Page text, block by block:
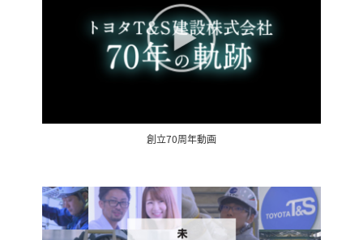
創立70周年動画